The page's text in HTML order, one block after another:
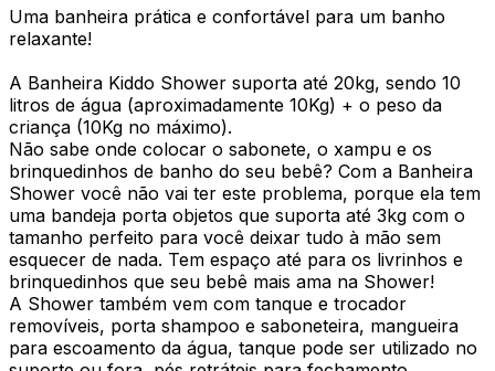
Uma banheira prática e confortável para um banho
relaxante!
A Banheira Kiddo Shower suporta até 20kg, sendo 10
litros de água (aproximadamente 10Kg) + o peso da
criança (10Kg no máximo).
Não sabe onde colocar o sabonete, o xampu e os
brinquedinhos de banho do seu bebê? Com a Banheira
Shower você não vai ter este problema, porque ela tem
uma bandeja porta objetos que suporta até 3kg com o
tamanho perfeito para você deixar tudo à mão sem
esquecer de nada. Tem espaço até para os livrinhos e
brinquedinhos que seu bebê mais ama na Shower!
A Shower também vem com tanque e trocador
removíveis, porta shampoo e saboneteira, mangueira
para escoamento da água, tanque pode ser utilizado no